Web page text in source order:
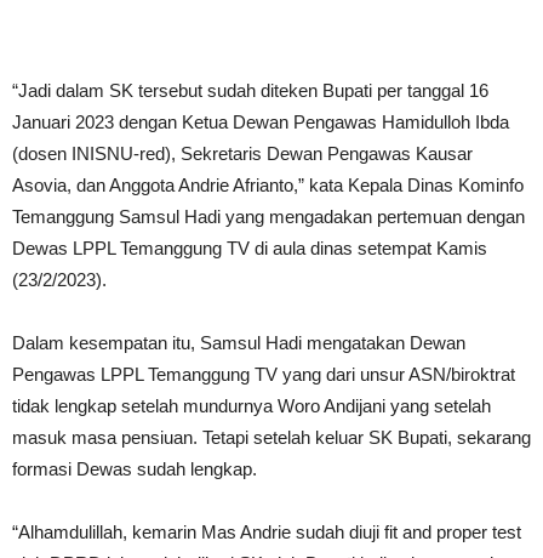
“Jadi dalam SK tersebut sudah diteken Bupati per tanggal 16
Januari 2023 dengan Ketua Dewan Pengawas Hamidulloh Ibda
(dosen INISNU-red), Sekretaris Dewan Pengawas Kausar
Asovia, dan Anggota Andrie Afrianto,” kata Kepala Dinas Kominfo
Temanggung Samsul Hadi yang mengadakan pertemuan dengan
Dewas LPPL Temanggung TV di aula dinas setempat Kamis
(23/2/2023).
Dalam kesempatan itu, Samsul Hadi mengatakan Dewan
Pengawas LPPL Temanggung TV yang dari unsur ASN/biroktrat
tidak lengkap setelah mundurnya Woro Andijani yang setelah
masuk masa pensiuan. Tetapi setelah keluar SK Bupati, sekarang
formasi Dewas sudah lengkap.
“Alhamdulillah, kemarin Mas Andrie sudah diuji fit and proper test